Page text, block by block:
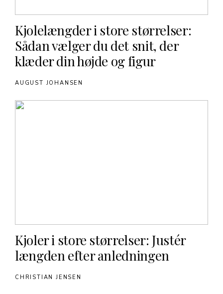
Kjolelængder i store størrelser:
Sådan vælger du det snit, der
klæder din højde og figur
AUGUST JOHANSEN
Kjoler i store størrelser: Justér
længden efter anledningen
CHRISTIAN JENSEN